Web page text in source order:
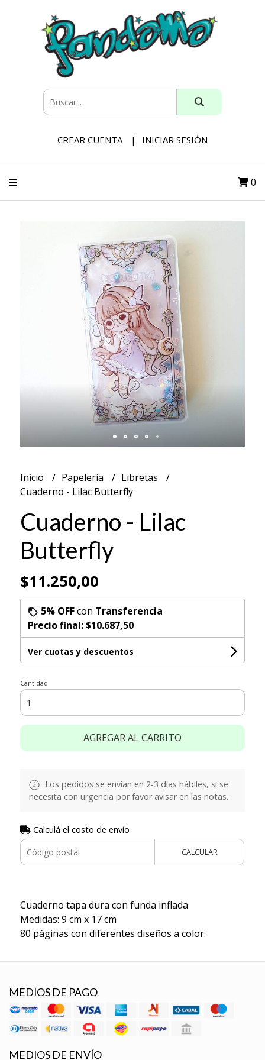
CREAR CUENTA INICIAR SESIÓN
0
Inicio Papelería
Libretas
Cuaderno - Lilac Butterfly
Cuaderno - Lilac
Butterfly
$11.250,00
5% OFFcon Transferencia
Precio final:$10.687,50
Ver cuotas y descuentos
Cantidad
AGREGAR AL CARRITO
Los pedidos se envían en 2-3 días hábiles, si se
necesita con urgencia por favor avisar en las notas.
Calculá el costo de envío
CALCULAR
Cuaderno tapa dura con funda inflada
Medidas: 9 cm x 17 cm
80 páginas con diferentes diseños a color.
MEDIOS DE PAGO
MEDIOS DE ENVÍO